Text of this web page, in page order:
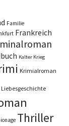
Familie
Frankreich
Kalter Krieg
Krimialroman
Liebesgeschichte
Thriller